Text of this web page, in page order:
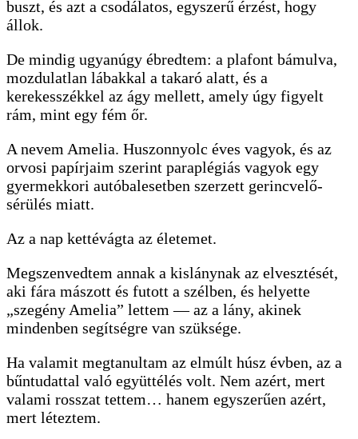
buszt, és azt a csodálatos, egyszerű érzést, hogy
állok.
De mindig ugyanúgy ébredtem: a plafont bámulva,
mozdulatlan lábakkal a takaró alatt, és a
kerekesszékkel az ágy mellett, amely úgy figyelt
rám, mint egy fém őr.
A nevem Amelia. Huszonnyolc éves vagyok, és az
orvosi papírjaim szerint paraplégiás vagyok egy
gyermekkori autóbalesetben szerzett gerincvelő-
sérülés miatt.
Az a nap kettévágta az életemet.
Megszenvedtem annak a kislánynak az elvesztését,
aki fára mászott és futott a szélben, és helyette
„szegény Amelia” lettem — az a lány, akinek
mindenben segítségre van szüksége.
Ha valamit megtanultam az elmúlt húsz évben, az a
bűntudattal való együttélés volt. Nem azért, mert
valami rosszat tettem… hanem egyszerűen azért,
mert léteztem.